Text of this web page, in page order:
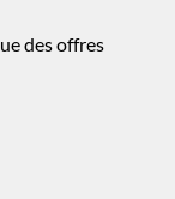
des offres